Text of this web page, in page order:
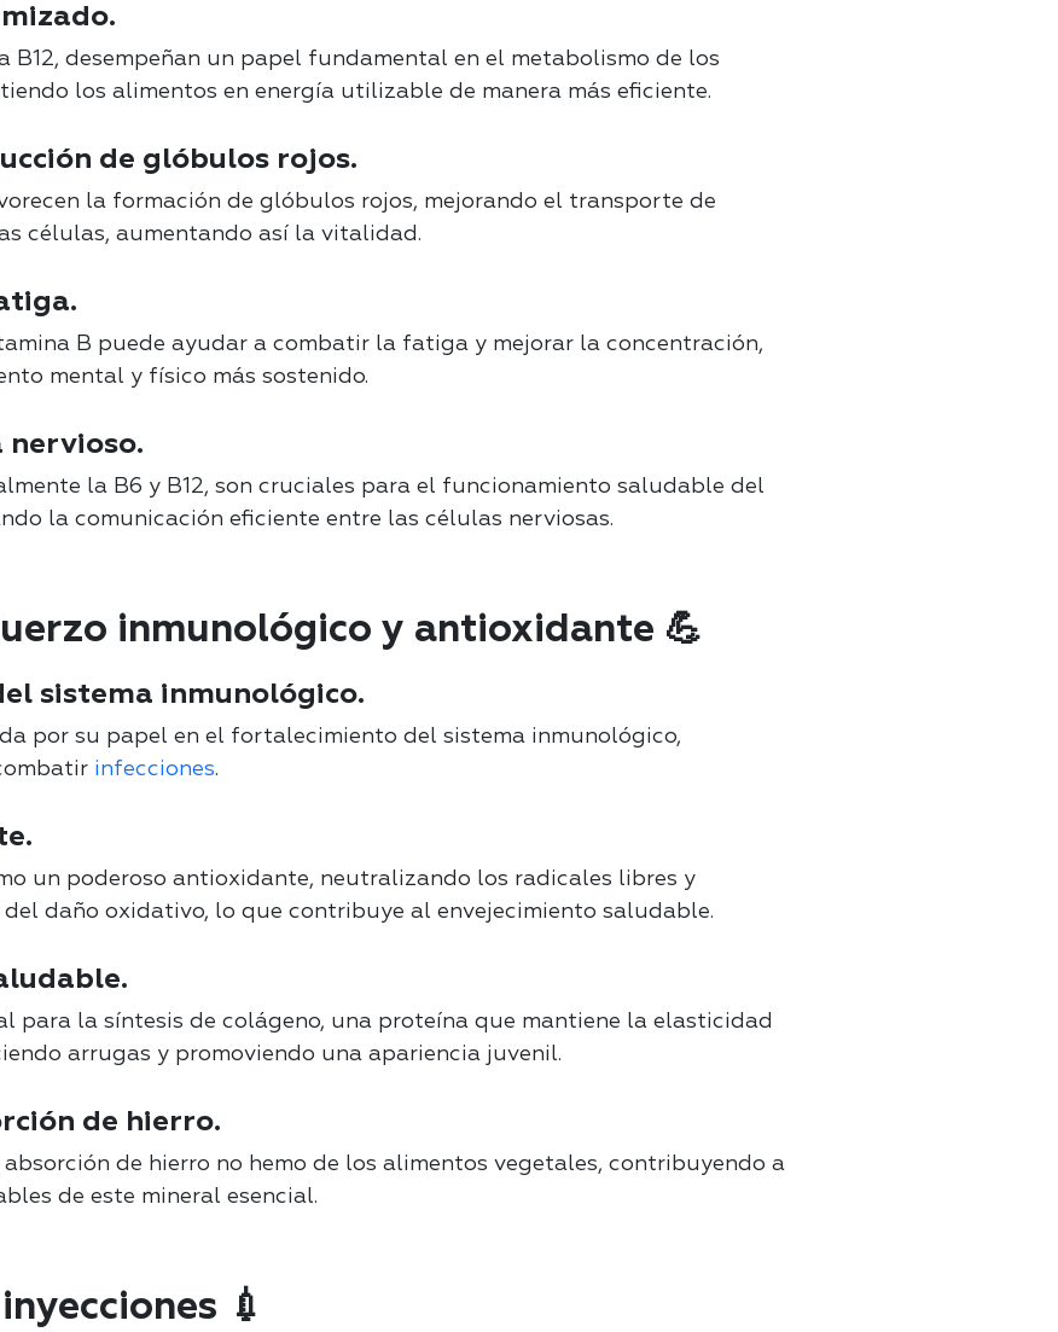
B12, desempeñan un papel fundamental en el metabolismo de los
los alimentos en energía utilizable de manera más eficiente.
de glóbulos rojos.
la formación de glóbulos rojos, mejorando el transporte de
células, aumentando así la vitalidad.
B puede ayudar a combatir la fatiga y mejorar la concentración,
mental y físico más sostenido.
nervioso.
la B6 y B12, son cruciales para el funcionamiento saludable del
la comunicación eficiente entre las células nerviosas.
inmunológico y antioxidante 💪
sistema inmunológico.
por su papel en el fortalecimiento del sistema inmunológico,
infecciones.
un poderoso antioxidante, neutralizando los radicales libres y
daño oxidativo, lo que contribuye al envejecimiento saludable.
para la síntesis de colágeno, una proteína que mantiene la elasticidad
arrugas y promoviendo una apariencia juvenil.
de hierro.
de hierro no hemo de los alimentos vegetales, contribuyendo a
de este mineral esencial.
💉